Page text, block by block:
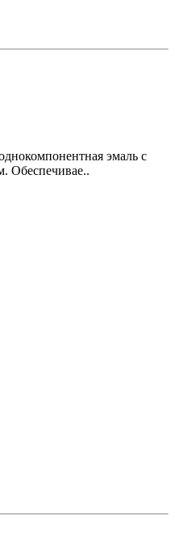
эмаль с
Обеспечивае..